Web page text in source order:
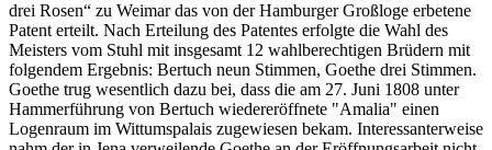
drei Rosen“ zu Weimar das von der Hamburger Großloge erbetene
Patent erteilt. Nach Erteilung des Patentes erfolgte die Wahl des
Meisters vom Stuhl mit insgesamt 12 wahlberechtigen Brüdern mit
folgendem Ergebnis: Bertuch neun Stimmen, Goethe drei Stimmen.
Goethe trug wesentlich dazu bei, dass die am 27. Juni 1808 unter
Hammerführung von Bertuch wiedereröffnete "Amalia" einen
Logenraum im Wittumspalais zugewiesen bekam. Interessanterweise